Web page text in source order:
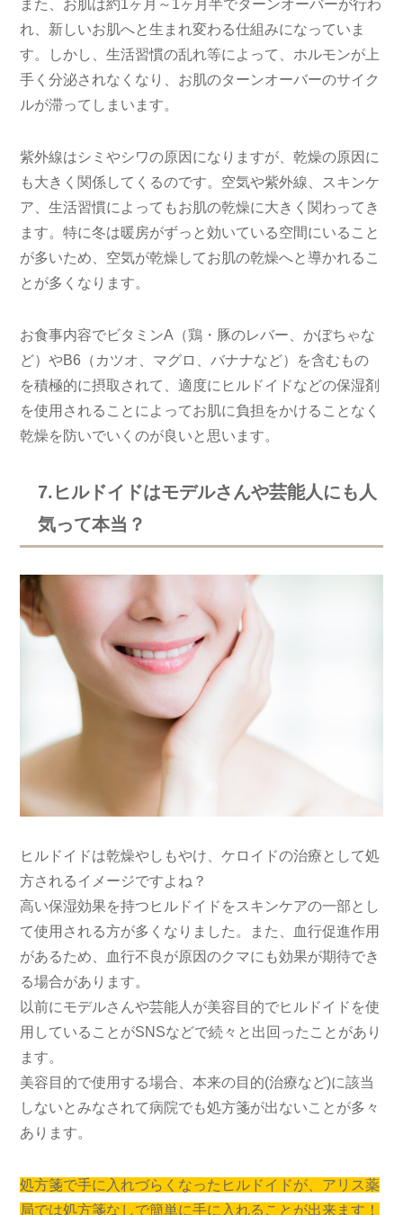
また、お肌は約1ヶ月～1ヶ月半でターンオーバーが行わ
れ、新しいお肌へと生まれ変わる仕組みになっていま
す。しかし、生活習慣の乱れ等によって、ホルモンが上
手く分泌されなくなり、お肌のターンオーバーのサイク
ルが滞ってしまいます。
紫外線はシミやシワの原因になりますが、乾燥の原因に
も大きく関係してくるのです。空気や紫外線、スキンケ
ア、生活習慣によってもお肌の乾燥に大きく関わってき
ます。特に冬は暖房がずっと効いている空間にいること
が多いため、空気が乾燥してお肌の乾燥へと導かれるこ
とが多くなります。
お食事内容でビタミンA（鶏・豚のレバー、かぼちゃな
ど）やB6（カツオ、マグロ、バナナなど）を含むもの
を積極的に摂取されて、適度にヒルドイドなどの保湿剤
を使用されることによってお肌に負担をかけることなく
乾燥を防いでいくのが良いと思います。
7.ヒルドイドはモデルさんや芸能人にも人
気って本当？
ヒルドイドは乾燥やしもやけ、ケロイドの治療として処
方されるイメージですよね？
高い保湿効果を持つヒルドイドをスキンケアの一部とし
て使用される方が多くなりました。また、血行促進作用
があるため、血行不良が原因のクマにも効果が期待でき
る場合があります。
以前にモデルさんや芸能人が美容目的でヒルドイドを使
用していることがSNSなどで続々と出回ったことがあり
ます。
美容目的で使用する場合、本来の目的(治療など)に該当
しないとみなされて病院でも処方箋が出ないことが多々
あります。
処方箋で手に入れづらくなったヒルドイドが、アリス薬
局では処方箋なしで簡単に手に入れることが出来ます！